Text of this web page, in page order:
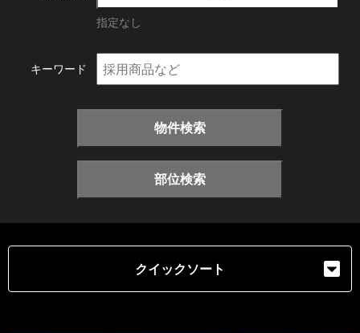
指定なし
キーワード
物件検索
部位検索
クイックソート